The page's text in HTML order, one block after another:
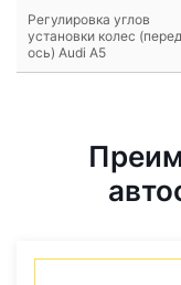
Регулировка углов
установки колес
ось) Audi A5